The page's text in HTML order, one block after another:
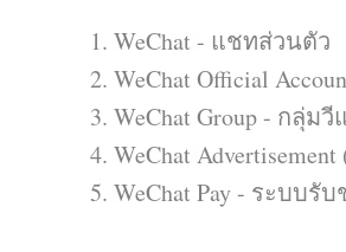
WeChat - แชทส่วนตัว
WeChat Official
WeChat Group - กลุ่ม
WeChat
WeChat Pay - ระบบรั